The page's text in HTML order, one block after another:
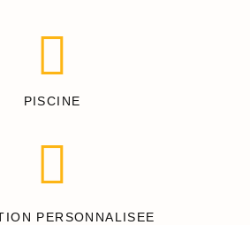
PISCINE
PERSONNALISEE